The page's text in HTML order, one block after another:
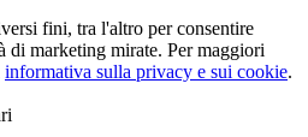
fini, tra l'altro per consentire
marketing mirate. Per maggiori
informativa sulla privacy e sui cookie.